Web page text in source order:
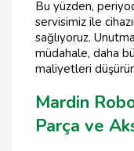
Bu yüzden,
servisimiz ile
sağlıyoruz.
müdahale, daha
maliyetleri
Mardin
Parça ve